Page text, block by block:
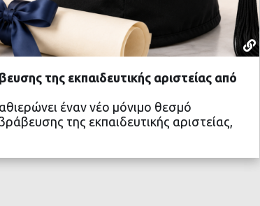
της εκπαιδευτικής αριστείας από
έναν νέο μόνιμο θεσμό
της εκπαιδευτικής αριστείας,